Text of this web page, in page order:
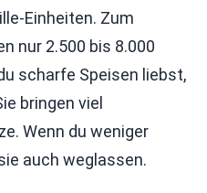
Einheiten. Zum
nur 2.500 bis 8.000
scharfe Speisen liebst,
bringen viel
Wenn du weniger
auch weglassen.